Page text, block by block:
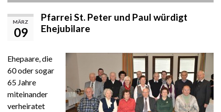
MÄRZ
09
Pfarrei St. Peter und Paul würdigt
Ehejubilare
Ehepaare, die
60 oder sogar
65 Jahre
miteinander
verheiratet